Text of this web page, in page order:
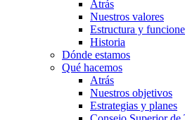
Atrás
Nuestros valores
Estructura y
Historia
Dónde estamos
Qué hacemos
Atrás
Nuestros objetivos
Estrategias y planes